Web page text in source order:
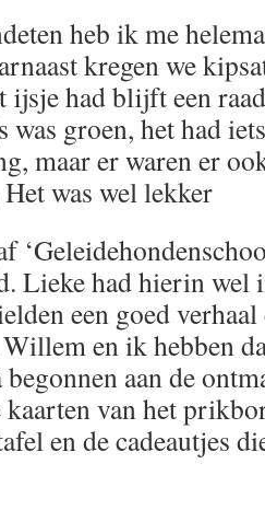
heb ik me
kregen we
ijsje had blijft een
groen, het had
maar er waren er
was wel lekker
Lieke had hierin wel
een goed
en ik hebben
aan de
van het
en de cadeautjes